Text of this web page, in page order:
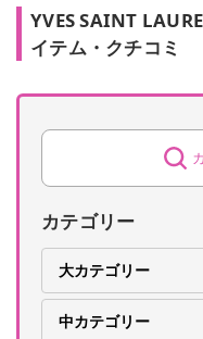
YVES SAINT
イテム・クチコミ
カテゴリー